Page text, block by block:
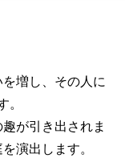
増し、その人に
が引き出されま
演出します。